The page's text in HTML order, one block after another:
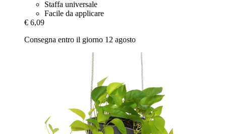
Staffa universale
Facile da applicare
€ 6,09
Consegna entro il giorno 12 agosto